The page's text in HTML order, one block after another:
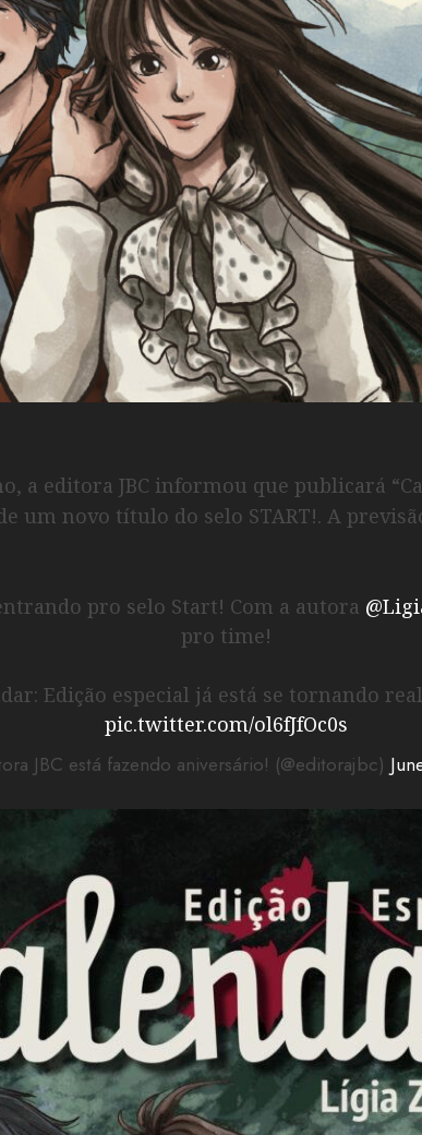
a editora JBC informou que publicará
um novo título do selo START!. A
pro selo Start! Com a autora
pro time!
Edição especial já está se tornando
pic.twitter.com/ol6fJfOc0s
JBC está fazendo aniversário! (@editorajbc)